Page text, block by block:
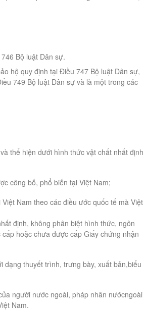
Bộ luật Dân sự.
hộ quy định tại Điều 747 Bộ luật Dân sự,
749 Bộ luật Dân sự và là một trong các
thể hiện dưới hình thức vật chất nhất định
công bố, phổ biến tại Việt Nam;
Nam theo các điều ước quốc tế mà Việt
định, không phân biệt hình thức, ngôn
hoặc chưa được cấp Giấy chứng nhận
dạng thuyết trình, trưng bày, xuất bản,biểu
người nước ngoài, pháp nhân nướcngoài
Nam.